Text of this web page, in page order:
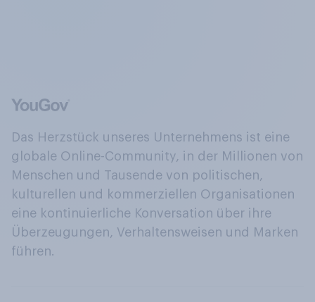
Das Herzstück unseres Unternehmens ist eine
globale Online-Community, in der Millionen von
Menschen und Tausende von politischen,
kulturellen und kommerziellen Organisationen
eine kontinuierliche Konversation über ihre
Überzeugungen, Verhaltensweisen und Marken
führen.